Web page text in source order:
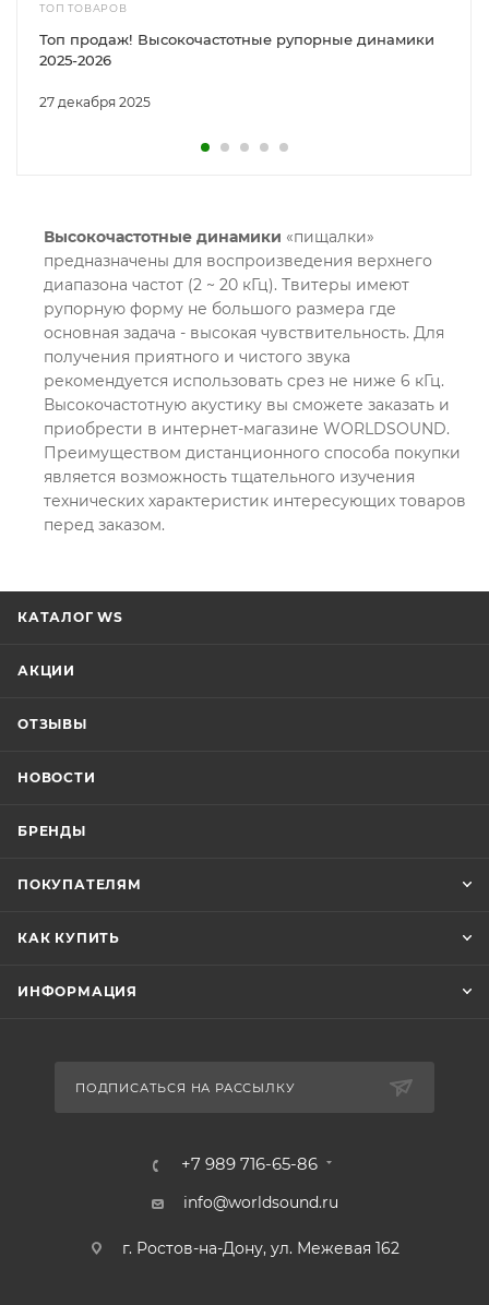
ТОП ТОВАРОВ
27 декабря 2025
Топ продаж! Высокочастотные рупорные динамики
2025-2026
Высокочастотные динамики «пищалки»
предназначены для воспроизведения верхнего
диапазона частот (2 ~ 20 кГц). Твитеры имеют
рупорную форму не большого размера где
основная задача - высокая чувствительность. Для
получения приятного и чистого звука
рекомендуется использовать срез не ниже 6 кГц.
Высокочастотную акустику вы сможете заказать и
приобрести в интернет-магазине WORLDSOUND.
Преимуществом дистанционного способа покупки
является возможность тщательного изучения
технических характеристик интересующих товаров
перед заказом.
КАТАЛОГ WS
АКЦИИ
ОТЗЫВЫ
НОВОСТИ
БРЕНДЫ
ПОКУПАТЕЛЯМ
КАК КУПИТЬ
ИНФОРМАЦИЯ
ПОДПИСАТЬСЯ НА РАССЫЛКУ
+7 989 716-65-86
info@worldsound.ru
г. Ростов-на-Дону, ул. Межевая 162